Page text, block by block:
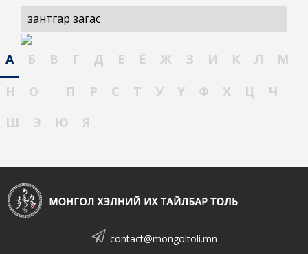
зантгар загас
А Б В Г Д Е Ё Ж З И К Л
М
Н
О П Р С Т У Ү Ф Х Ц
Ч
Ш
Э Ю Я
contact@mongoltoli.mn